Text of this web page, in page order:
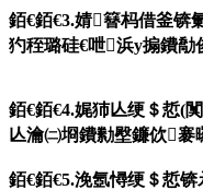
銆€銆€3.婧簮杩借釜锛
犳秷璐硅€呭浜у搧鐨勪
銆€銆€4.娓犻亾绠＄悊(
亾瀹㈡埛鐨勬壂鐮佽
銆€銆€5.浼氬憳绠＄悊